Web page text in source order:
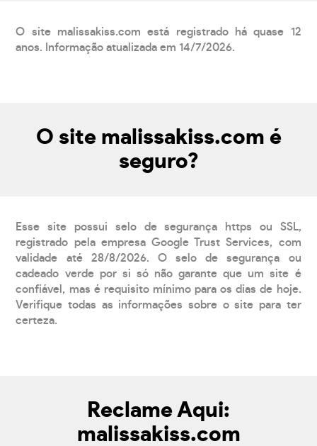
O site malissakiss.com está registrado há quase 12
anos. Informação atualizada em 14/7/2026.
O site malissakiss.com é
seguro?
Esse site possui selo de segurança https ou SSL,
registrado pela empresa Google Trust Services, com
validade até 28/8/2026. O selo de segurança ou
cadeado verde por si só não garante que um site é
confiável, mas é requisito mínimo para os dias de hoje.
Verifique todas as informações sobre o site para ter
certeza.
Reclame Aqui:
malissakiss.com